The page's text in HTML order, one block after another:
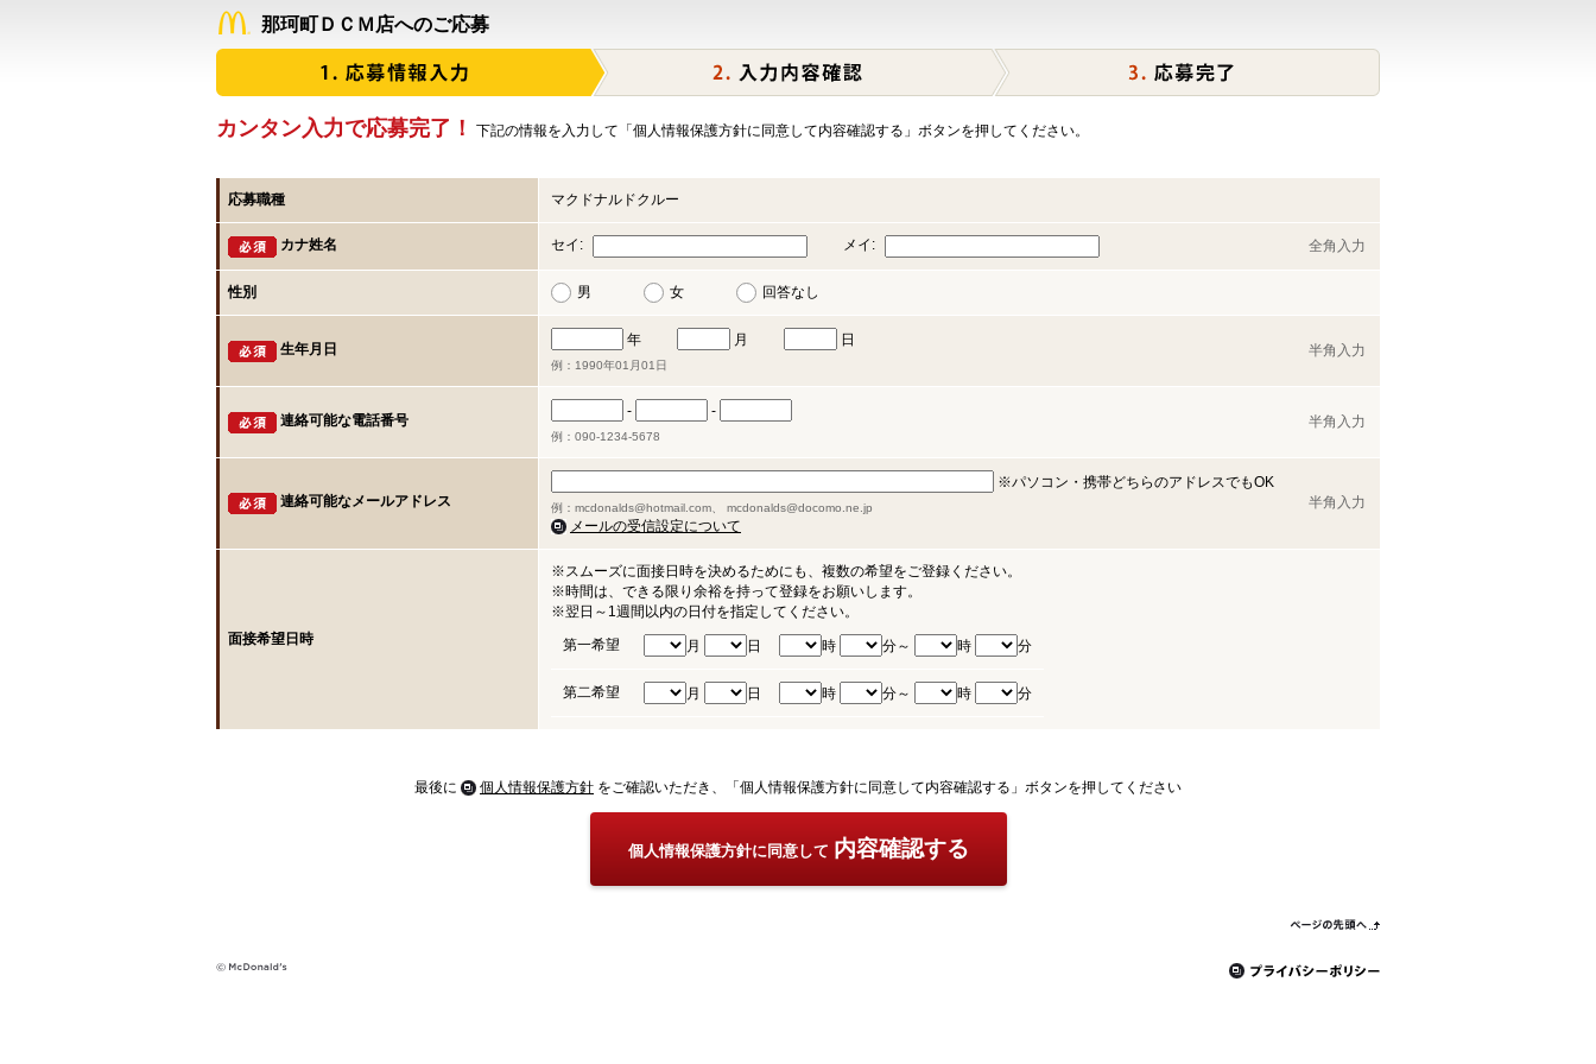
那珂町ＤＣＭ店へのご応募
カンタン入力で応募完了！ 下記の情報を入力して「個人情報保護方針に同意して内容確認する」ボタンを押してください。
応募職種 マクドナルドクルー
カナ姓名 セイ: メイ: 全角入力
性別 男 女 回答なし
生年月日
年 月 日
例：1990年01月01日
半角入力
連絡可能な電話番号
- -
例：090-1234-5678
半角入力
連絡可能なメールアドレス
※パソコン・携帯どちらのアドレスでもOK
例：mcdonalds@hotmail.com、 mcdonalds@docomo.ne.jp
メールの受信設定について
半角入力
面接希望日時
※スムーズに面接日時を決めるためにも、複数の希望をご登録ください。
※時間は、できる限り余裕を持って登録をお願いします。
※翌日～1週間以内の日付を指定してください。
第一希望
月 日 時 分～ 時 分
第二希望 月 日 時 分～ 時 分
最後に 個人情報保護方針 をご確認いただき、「個人情報保護方針に同意して内容確認する」ボタンを押してください
個人情報保護方針に同意して 内容確認する